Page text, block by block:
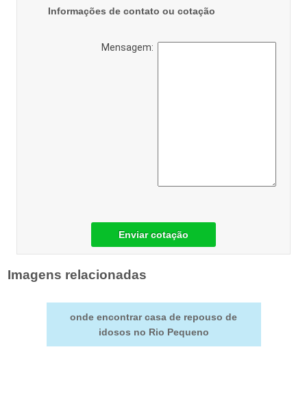
Informações de contato ou cotação
Mensagem:
Enviar cotação
Imagens relacionadas
onde encontrar casa de repouso de
idosos no Rio Pequeno